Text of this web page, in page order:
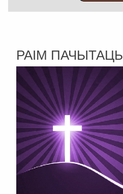
РАІМ ПАЧЫТАЦЬ